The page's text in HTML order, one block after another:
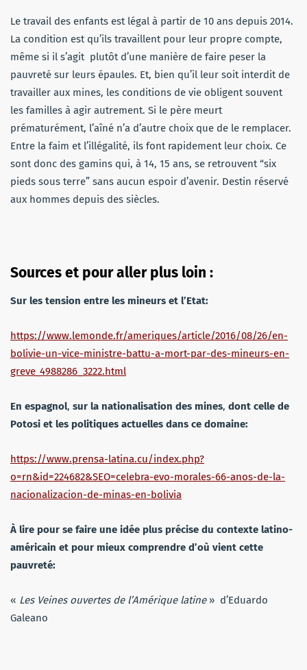
Le travail des enfants est légal à partir de 10 ans depuis 2014.
La condition est qu’ils travaillent pour leur propre compte,
même si il s’agit plutôt d’une manière de faire peser la
pauvreté sur leurs épaules. Et, bien qu’il leur soit interdit de
travailler aux mines, les conditions de vie obligent souvent
les familles à agir autrement. Si le père meurt
prématurément, l’aîné n’a d’autre choix que de le remplacer.
Entre la faim et l’illégalité, ils font rapidement leur choix. Ce
sont donc des gamins qui, à 14, 15 ans, se retrouvent “six
pieds sous terre” sans aucun espoir d’avenir. Destin réservé
aux hommes depuis des siècles.
Sources et pour aller plus loin :
Sur les tension entre les mineurs et l’Etat:
https://www.lemonde.fr/ameriques/article/2016/08/26/en-
bolivie-un-vice-ministre-battu-a-mort-par-des-mineurs-en-
greve_4988286_3222.html
En espagnol, sur la nationalisation des mines, dont celle de
Potosi et les politiques actuelles dans ce domaine:
https://www.prensa-latina.cu/index.php?
o=rn&id=224682&SEO=celebra-evo-morales-66-anos-de-la-
nacionalizacion-de-minas-en-bolivia
À lire pour se faire une idée plus précise du contexte latino-
américain et pour mieux comprendre d’où vient cette
pauvreté:
« Les Veines ouvertes de l’Amérique latine» d’Eduardo
Galeano